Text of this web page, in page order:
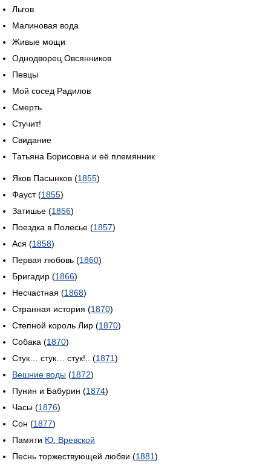
Льгов
Малиновая вода
Живые мощи
Однодворец Овсянников
Певцы
Мой сосед Радилов
Смерть
Стучит!
Свидание
Татьяна Борисовна и её племянник
Яков Пасынков (1855)
Фауст (1855)
Затишье (1856)
Поездка в Полесье (1857)
Ася (1858)
Первая любовь (1860)
Бригадир (1866)
Несчастная (1868)
Странная история (1870)
Степной король Лир (1870)
Собака (1870)
Стук… стук… стук!.. (1871)
Вешние воды (1872)
Пунин и Бабурин (1874)
Часы (1876)
Сон (1877)
Памяти Ю. Вревской
Песнь торжествующей любви (1881)